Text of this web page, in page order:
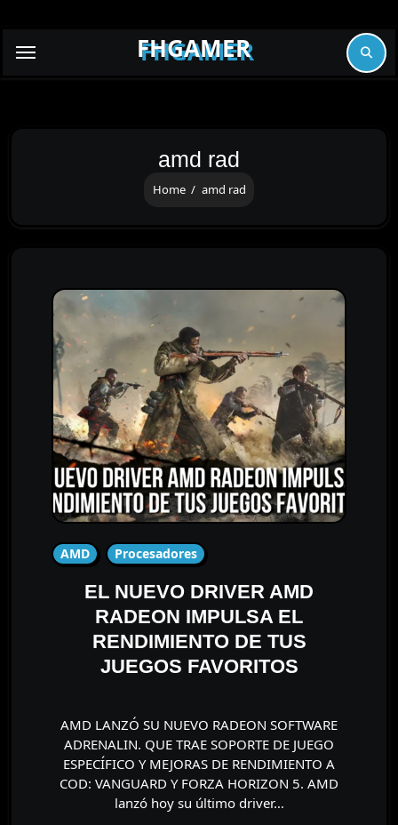
FHGAMER
amd rad
Home amd rad
AMD Procesadores
EL NUEVO DRIVER AMD
RADEON IMPULSA EL
RENDIMIENTO DE TUS
JUEGOS FAVORITOS
AMD LANZÓ SU NUEVO RADEON SOFTWARE
ADRENALIN. QUE TRAE SOPORTE DE JUEGO
ESPECÍFICO Y MEJORAS DE RENDIMIENTO A
COD: VANGUARD Y FORZA HORIZON 5. AMD
lanzó hoy su último driver…